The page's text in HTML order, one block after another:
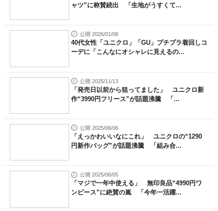
ャツ”に称賛続出 「生地がうすくて...
公開 2026/01/08
40代女性「ユニクロ」「GU」プチプラ着回しコ
ーデに「こんなにオシャレに見えるの...
公開 2025/11/13
「発売日以前から狙ってました」 ユニクロ新
作“3990円フリース”が話題沸騰 「...
公開 2025/06/06
「えっかわいいなにこれ」 ユニクロの“1290
円新作バッグ”が話題沸騰 「組み合...
公開 2025/06/05
「マジで一年中使える」 無印良品“4990円ワ
ンピース”に絶賛の嵐 「今年一活躍...